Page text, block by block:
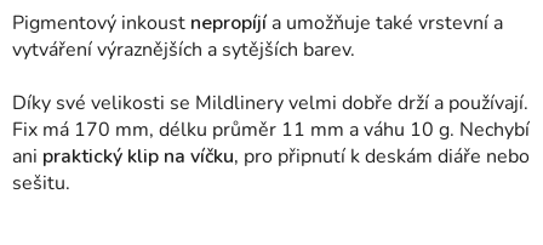
Pigmentový inkoust nepropíjía umožňuje také vrstevní a
vytváření výraznějších a sytějších barev.
Díky své velikosti se Mildlinery velmi dobře drží a používají.
Fix má 170 mm, délku průměr 11 mm a váhu 10 g. Nechybí
ani praktický klip na víčku, pro připnutí k deskám diáře nebo
sešitu.